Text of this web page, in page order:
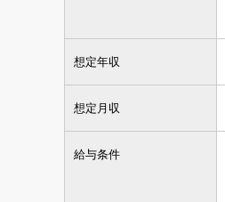
想定年収
想定月収
給与条件